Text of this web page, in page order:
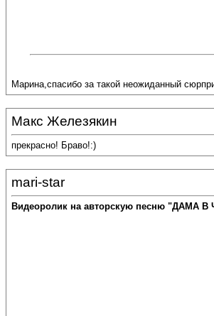
Марина,спасибо за такой неожиданный
Макс Железякин
прекрасно! Браво!:)
mari-star
Видеоролик на авторскую песню "ДАМА